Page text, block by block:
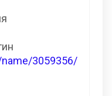
3059356/